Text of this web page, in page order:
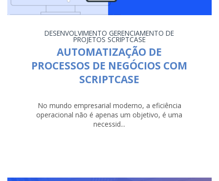
DESENVOLVIMENTO GERENCIAMENTO DE
PROJETOS SCRIPTCASE
AUTOMATIZAÇÃO DE
PROCESSOS DE NEGÓCIOS COM
SCRIPTCASE
No mundo empresarial moderno, a eficiência
operacional não é apenas um objetivo, é uma
necessid...